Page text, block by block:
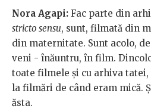
Nora Agapi: Fac parte din
stricto sensu, sunt, filmată din
din maternitate. Sunt acolo,
veni - înăuntru, în film.
toate filmele și cu arhiva
la filmări de când eram mică.
ăsta.